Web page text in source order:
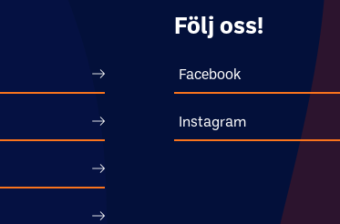
Följ oss!
Facebook
Instagram